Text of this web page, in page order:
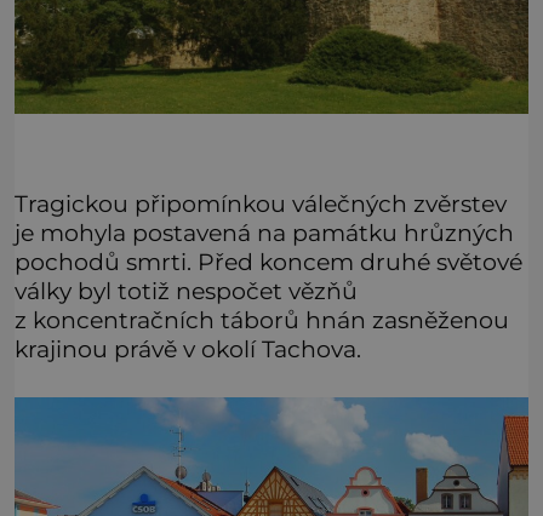
Tragickou připomínkou válečných zvěrstev
je mohyla postavená na památku hrůzných
pochodů smrti. Před koncem druhé světové
války byl totiž nespočet vězňů
z koncentračních táborů hnán zasněženou
krajinou právě v okolí Tachova.